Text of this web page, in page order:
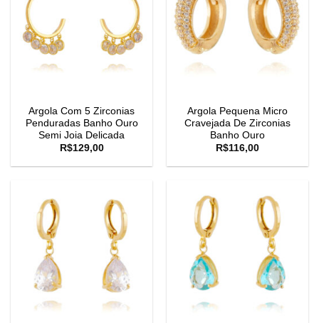
Argola Com 5 Zirconias
Penduradas Banho Ouro
Semi Joia Delicada
R$129,00
Argola Pequena Micro
Cravejada De Zirconias
Banho Ouro
R$116,00